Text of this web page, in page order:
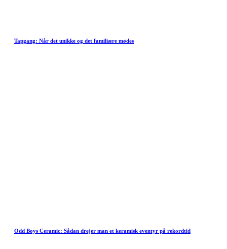
Tapgang: Når det unikke og det familiære mødes
Odd Boys Ceramic: Sådan drejer man et keramisk eventyr på rekordtid